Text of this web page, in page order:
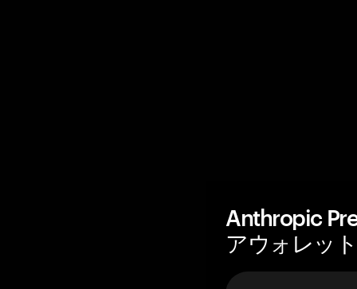
Anthropic
アウォレッ